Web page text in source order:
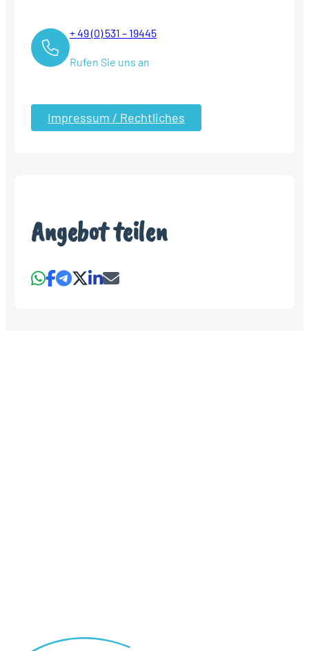
+ 49 (0) 531 – 19445
Rufen Sie uns an
Impressum / Rechtliches
Angebot teilen